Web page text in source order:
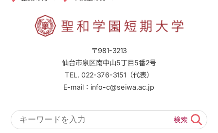
〒981-3213
仙台市泉区南中山5丁目5番2号
TEL. 022-376-3151（代表）
E-mail：info-c@seiwa.ac.jp